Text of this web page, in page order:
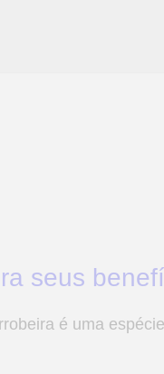
seus
é uma